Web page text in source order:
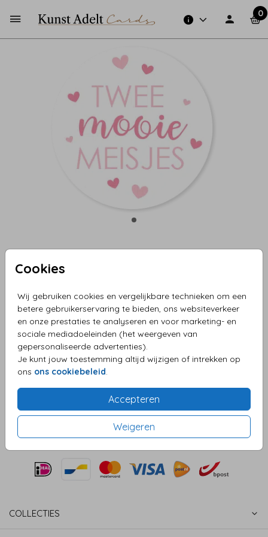
0
Cookies
Wij gebruiken cookies en vergelijkbare technieken om een
betere gebruikerservaring te bieden, ons websiteverkeer
en onze prestaties te analyseren en voor marketing- en
sociale mediadoeleinden (het weergeven van
gepersonaliseerde advertenties).
Je kunt jouw toestemming altijd wijzigen of intrekken op
ons ons cookiebeleid.
Accepteren
Weigeren
129 - Sluitzegel twee mooie
Aantal x 25 zegels Prijs:€ 6,50
OMSCHRIJVING
per 25 zegels
COLLECTIES